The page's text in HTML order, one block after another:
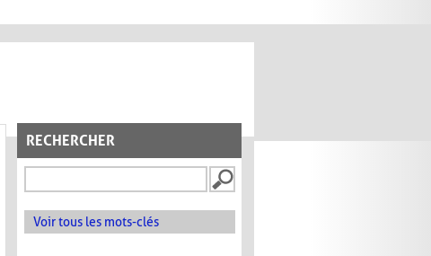
RECHERCHER
Voir tous les mots-clés